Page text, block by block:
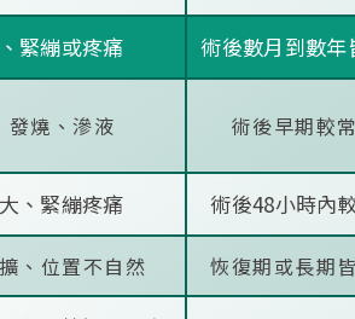
緊繃或疼痛 術後數月到數年
發燒、滲液 術後早期較
、緊繃疼痛 術後48小時內
、位置不自然 恢復期或長期